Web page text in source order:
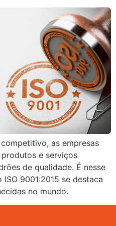
as empresas
e serviços
de qualidade. É nesse
9001:2015 se destaca
no mundo.